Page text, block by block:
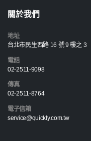
關於我們
地址
台北市民生西路 16 號 9 樓之 3
電話
02-2511-9098
傳真
02-2511-8764
電子信箱
service@quickly.com.tw